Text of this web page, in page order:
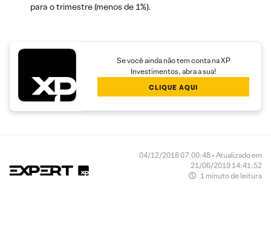
para o trimestre (menos de 1%).
Se você ainda não tem conta na XP
Investimentos, abra a sua!
CLIQUE AQUI
04/12/2018 07:00:48 • Atualizado em
21/06/2019 14:41:52
1 minuto de leitura